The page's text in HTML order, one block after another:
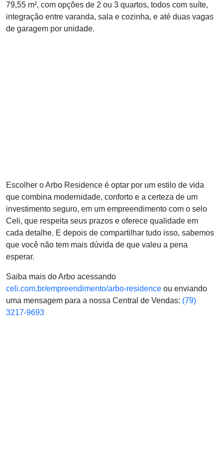
79,55 m², com opções de 2 ou 3 quartos, todos com suíte,
integração entre varanda, sala e cozinha, e até duas vagas
de garagem por unidade.
Escolher o Arbo Residence é optar por um estilo de vida
que combina modernidade, conforto e a certeza de um
investimento seguro, em um empreendimento com o selo
Celi, que respeita seus prazos e oferece qualidade em
cada detalhe. E depois de compartilhar tudo isso, sabemos
que você não tem mais dúvida de que valeu a pena
esperar.
Saiba mais do Arbo acessando
celi.com.br/empreendimento/arbo-residence ou enviando
uma mensagem para a nossa Central de Vendas: (79)
3217-9693